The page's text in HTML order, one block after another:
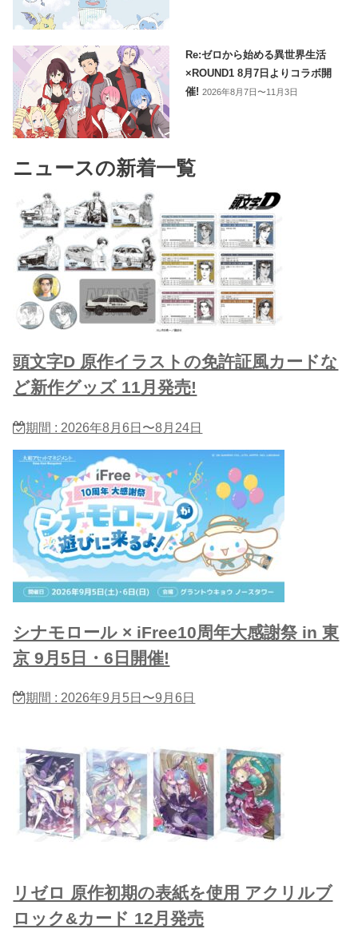
Re:ゼロから始める異世界生活
×ROUND1 8月7日よりコラボ開
催!2026年8月7日〜11月3日
ニュースの新着一覧
頭文字D 原作イラストの免許証風カードな
ど新作グッズ 11月発売!
期間 : 2026年8月6日〜8月24日
シナモロール × iFree10周年大感謝祭 in 東
京 9月5日・6日開催!
期間 : 2026年9月5日〜9月6日
リゼロ 原作初期の表紙を使用 アクリルブ
ロック&カード 12月発売